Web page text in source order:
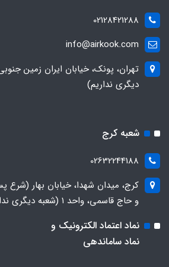
02128421288
info@airkook.com
دیگری نداریم)
شعبه کرج
02632244188
کرج، میدان شهدا، خیابان بهار (شرع
و حاج قاسمی، واحد ۱ (شعبه دیگری نداریم)
نماد اعتماد الکترونیک و
نماد ساماندهی